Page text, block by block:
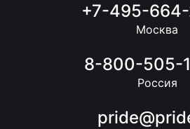
+7-495-664-
Москва
8-800-505-
Россия